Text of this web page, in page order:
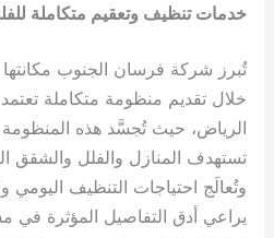
خدمات تنظيف وتعقيم متكاملة
تُبرز شركة فرسان الجنوب
خلال تقديم منظومة متكاملة
الرياض، حيث تُجسَّد هذه
تستهدف المنازل والفلل والشقق
وتُعالَج احتياجات التنظيف
يراعي أدق التفاصيل المؤثرة في